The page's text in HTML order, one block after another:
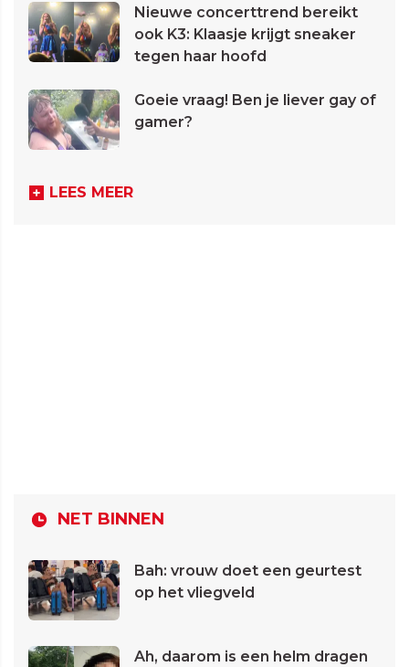
Nieuwe concerttrend bereikt
ook K3: Klaasje krijgt sneaker
tegen haar hoofd
Goeie vraag! Ben je liever gay of
gamer?
LEES MEER
NET BINNEN
Bah: vrouw doet een geurtest
op het vliegveld
Ah, daarom is een helm dragen